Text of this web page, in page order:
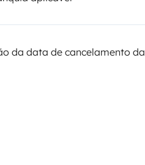
da data de cancelamento da